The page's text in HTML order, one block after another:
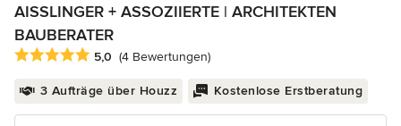
AISSLINGER + ASSOZIIERTE | ARCHITEKTEN
BAUBERATER
Durchschnittliche Bewertung: 5 von 5 Sternen
5,0 (4 Bewertungen)
3 Aufträge über Houzz Kostenlose Erstberatung